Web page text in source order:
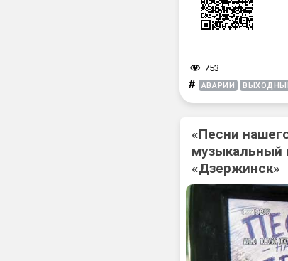
753
# АВАРИИ
«Песни
музыкальный
«Дзержинск»